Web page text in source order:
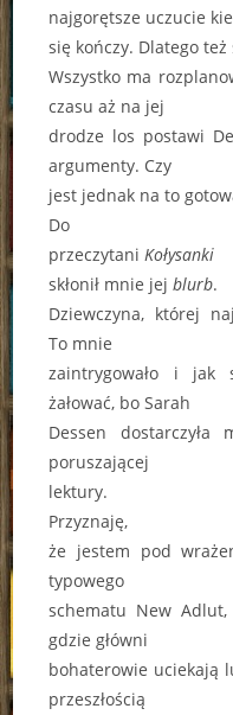
najgorętsze uczucie
się kończy. Dlatego
Wszystko ma
czasu aż na jej
drodze los postawi
argumenty. Czy
jest jednak na to
Do
przeczytaniKołysanki
skłonił mnie jejblurb.
Dziewczyna, której
To mnie
zaintrygowało i jak
żałować, bo Sarah
Dessen
poruszającej
lektury.
Przyznaję,
że jestem pod
typowego
schematu New
gdzie główni
bohaterowie uciekają
przeszłością